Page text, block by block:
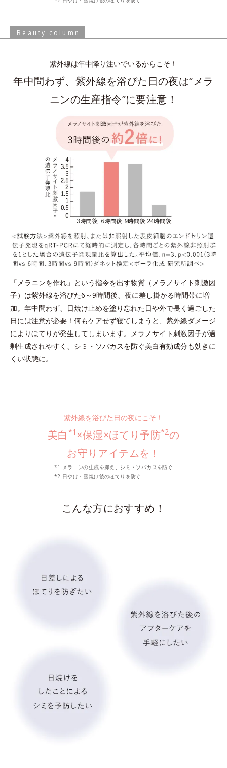
Beauty column
紫外線は年中降り注いでいるからこそ！
年中問わず、紫外線を浴びた日の夜は“メラ
ニンの生産指令”に要注意！
「メラニンを作れ」という指令を出す物質（メラノサイト刺激因
子）は紫外線を浴びた6～9時間後、夜に差し掛かる時間帯に増
加。年中問わず、日焼け止めを塗り忘れた日や外で長く過ごした
日には注意が必要！何もケアせず寝てしまうと、紫外線ダメージ
によりほてりが発生してしまいます。メラノサイト刺激因子が過
剰生成されやすく、シミ・ソバカスを防ぐ美白有効成分も効きに
くい状態に。
紫外線を浴びた日の夜にこそ！
美白 *1 ×保湿×ほてり予防*2の
お守りアイテムを！
*1 メラニンの生成を抑え、シミ・ソバカスを防ぐ
*2 日やけ・雪焼け後のほてりを防ぐ
こんな方におすすめ！